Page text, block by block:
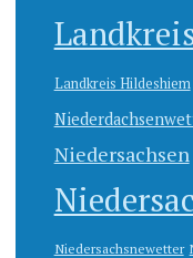
Landkreis Hildeshiem
Niedersachsen
Niedersachsnewetter